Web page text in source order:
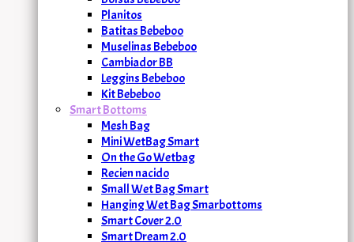
Planitos
Batitas Bebeboo
Muselinas Bebeboo
Cambiador BB
Leggins Bebeboo
Kit Bebeboo
Smart Bottoms
Mesh Bag
Mini WetBag Smart
On the Go Wetbag
Recien nacido
Small Wet Bag Smart
Hanging Wet Bag Smarbottoms
Smart Cover 2.0
Smart Dream 2.0